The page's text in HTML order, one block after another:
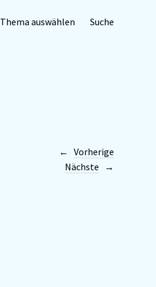
Thema auswählen Suche
Vorherige
Nächste